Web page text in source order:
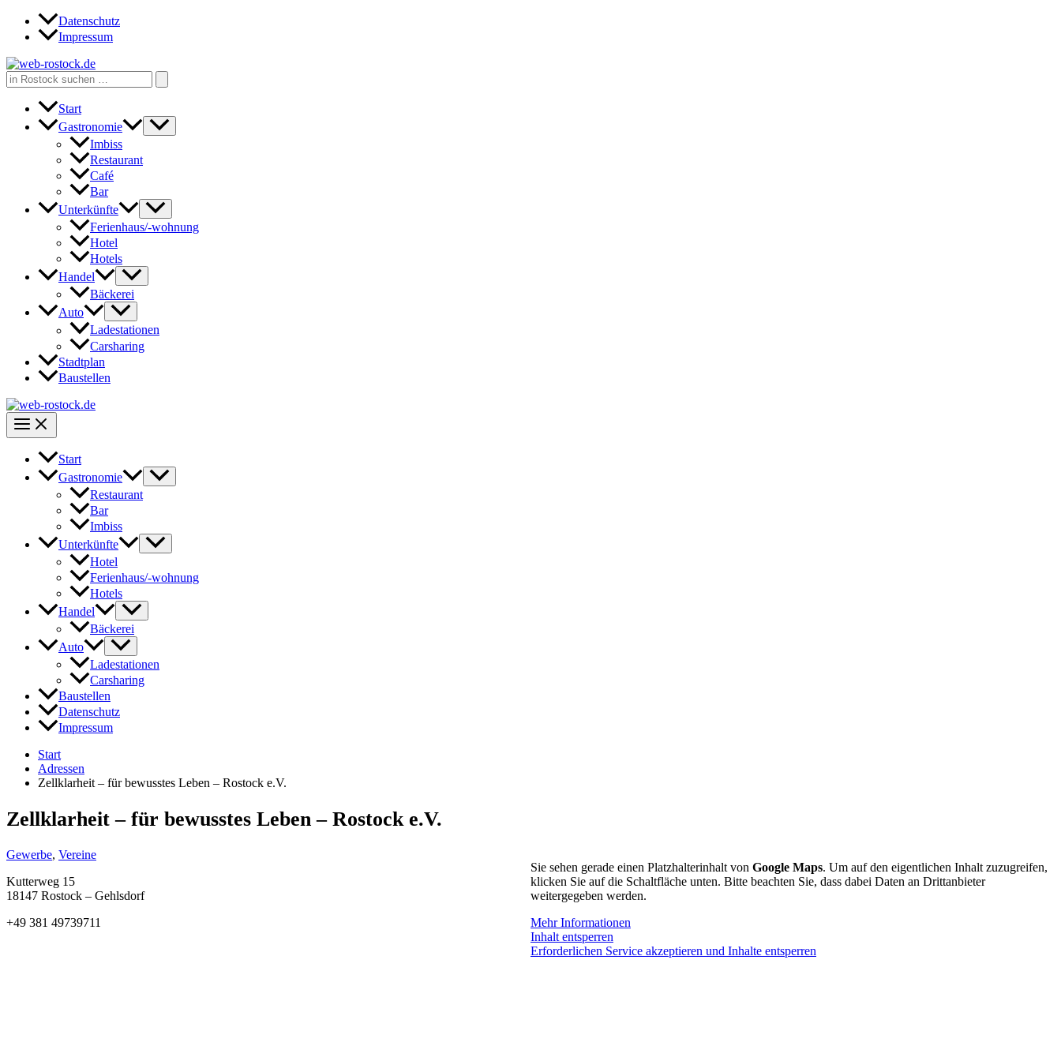
Zum
Inhalt
Datenschutz
Impressum
Search
for:
Start
Gastronomie
Imbiss
Restaurant
Café
Bar
Unterkünfte
Ferienhaus/-wohnung
Hotel
Hotels
Handel
Bäckerei
Auto
Ladestationen
Carsharing
Stadtplan
Baustellen
Start
Gastronomie
Restaurant
Bar
Imbiss
Unterkünfte
Hotel
Ferienhaus/-wohnung
Hotels
Handel
Bäckerei
Auto
Ladestationen
Carsharing
Baustellen
Datenschutz
Impressum
Start
Adressen
Zellklarheit – für bewusstes Leben – Rostock e.V.
Zellklarheit – für bewusstes Leben – Rostock e.V.
Gewerbe, Vereine
Kutterweg 15
18147 Rostock – Gehlsdorf
+49 381 49739711
Sie sehen gerade einen Platzhalterinhalt von Google Maps. Um auf den eigentlichen Inhalt zuzugreifen,
klicken Sie auf die Schaltfläche unten. Bitte beachten Sie, dass dabei Daten an Drittanbieter
weitergegeben werden.
Mehr Informationen
Inhalt entsperren
Erforderlichen Service akzeptieren und Inhalte entsperren